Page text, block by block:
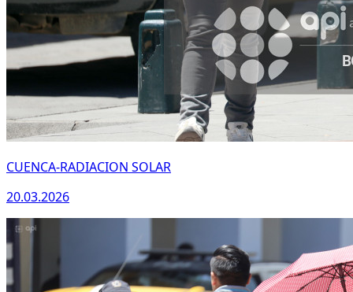
CUENCA-RADIACION SOLAR
20.03.2026